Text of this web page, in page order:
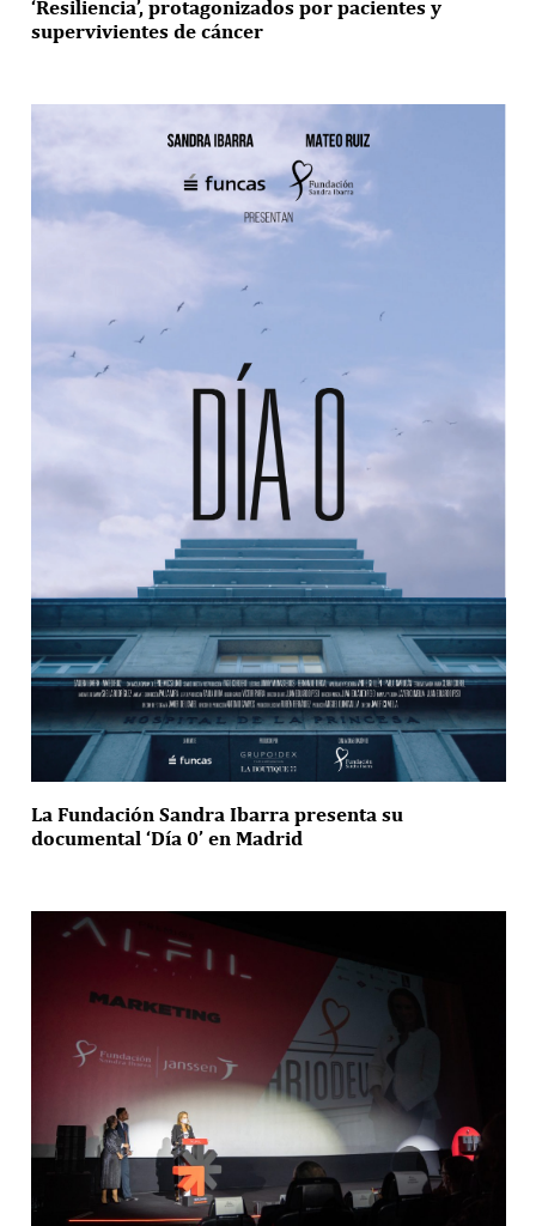
‘Resiliencia’, protagonizados por pacientes y
supervivientes de cáncer
La Fundación Sandra Ibarra presenta su
documental ‘Día 0’ en Madrid